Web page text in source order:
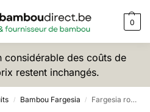
0
considérable des coûts de
restent inchangés.
/ Bambou Fargesia / Fargesia robusta Campbell – 10L – 150cm